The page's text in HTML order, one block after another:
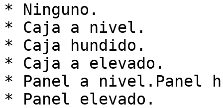
* Ninguno.
* Caja a nivel.
* Caja hundido.
* Caja a elevado.
* Panel a nivel.Panel
* Panel elevado.